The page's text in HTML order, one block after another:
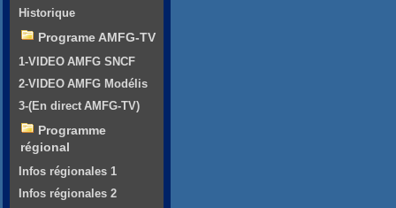
Historique
Programe AMFG-TV
1-VIDEO AMFG SNCF
2-VIDEO AMFG Modélis
3-(En direct AMFG-TV)
Programme
régional
Infos régionales 1
Infos régionales 2